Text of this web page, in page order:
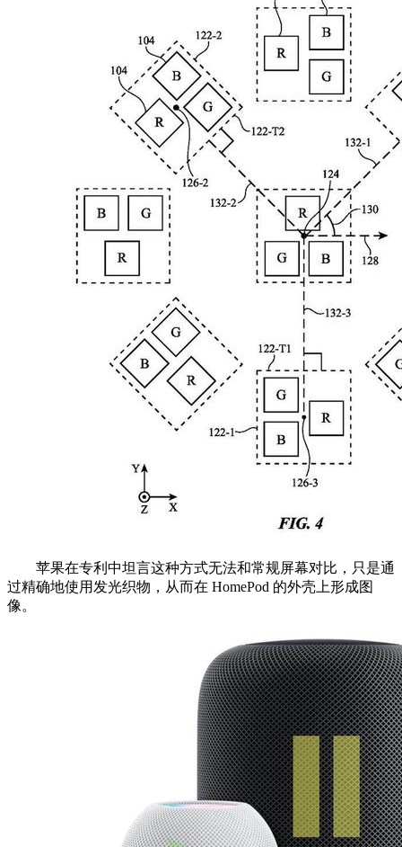
苹果在专利中坦言这种方式无法和常规屏幕对比，只是通
过精确地使用发光织物，从而在 HomePod 的外壳上形成图
像。